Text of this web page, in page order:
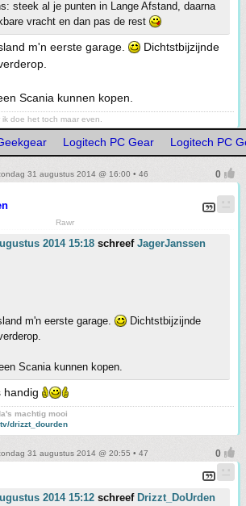
steek al je punten in Lange Afstand, daarna
vracht en dan pas de rest
m'n eerste garage.
Dichtstbijzijnde
Scania kunnen kopen.
doe het toch maar even.
Logitech PC Gear Logitech PC
31 augustus 2014 @ 16:00 • 46
Rawr
2014 15:18 schreef JagerJanssen
m'n eerste garage.
Dichtstbijzijnde
Scania kunnen kopen.
handig
machtig mooi
drizzt_dourden
31 augustus 2014 @ 20:55 • 47
2014 15:12 schreef Drizzt_DoUrden